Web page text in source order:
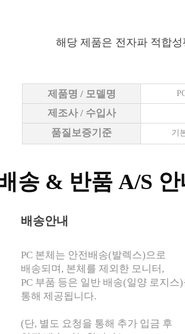
송 & 반품 A/S
PC 본체는 안전배송(발렉스)으로
배송되며, 본체를 제외한 모니터,
PC 부품 등은 일반 배송(일양 로지스
통해 제공됩니다.
(단, 별도 요청을 통해 추가 입금 후
배송안내
해당 제품은 전자파 적합
제품명 / 모델명
제조사 / 수입사
품질보증기준
기